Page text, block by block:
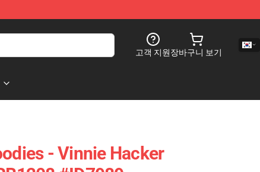
고객 지원장바구니 보기
- Vinnie Hacker